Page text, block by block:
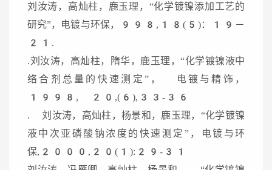
刘汝涛，高灿柱，鹿玉理，“化学镀镍添加工艺的
研究”，电镀与环保，998,18(5)：19－
21.
.刘汝涛，高灿柱，隋华，鹿玉理，“化学镀镍液中
络合剂总量的快速测定”， 电镀与精饰，
1998, 20,(6),33-36
. 刘汝涛，高灿柱，杨景和，鹿玉理，“化学镀镍
液中次亚磷酸钠浓度的快速测定”，电镀与环
保,2000,20(1):29-31